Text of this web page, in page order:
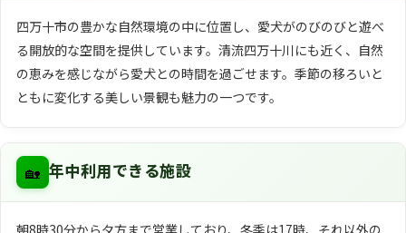
四万十市の豊かな自然環境の中に位置し、愛犬がのびのびと遊べ
る開放的な空間を提供しています。清流四万十川にも近く、自然
の恵みを感じながら愛犬との時間を過ごせます。季節の移ろいと
ともに変化する美しい景観も魅力の一つです。
🏡 年中利用できる施設